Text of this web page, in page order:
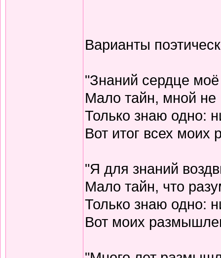
Варианты
"Знаний сердце
Мало тайн, мной не
Только знаю одно:
Вот итог всех моих
"Я для знаний
Мало тайн, что
Только знаю одно:
Вот моих